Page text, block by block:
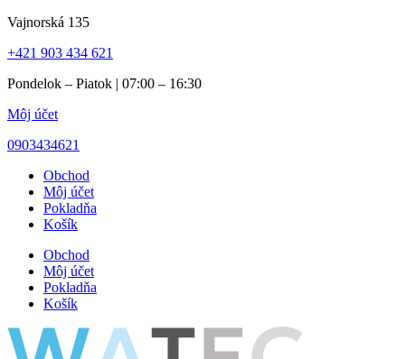
Preskočiť
obsah
Vajnorská 135
+421 903 434 621
Pondelok – Piatok | 07:00 – 16:30
Môj účet
0903434621
Obchod
Môj účet
Pokladňa
Košík
Obchod
Môj účet
Pokladňa
Košík